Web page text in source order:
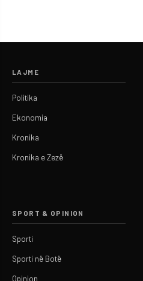
LAJME
Politika
Ekonomia
Kronika
Kronika e Zezë
SPORT & OPINION
Sporti
Sporti në Botë
Opinion